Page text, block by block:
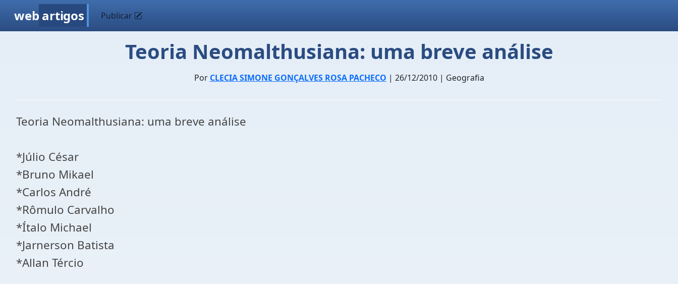
web artigos Publicar
Teoria Neomalthusiana: uma breve análise
Por CLECIA SIMONE GONÇALVES ROSA PACHECO | 26/12/2010 | Geografia
Teoria Neomalthusiana: uma breve análise
*Júlio César
*Bruno Mikael
*Carlos André
*Rômulo Carvalho
*Ítalo Michael
*Jarnerson Batista
*Allan Tércio